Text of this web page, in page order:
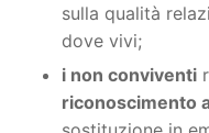
sulla qualità
dove vivi;
i non conviventi
riconoscimento